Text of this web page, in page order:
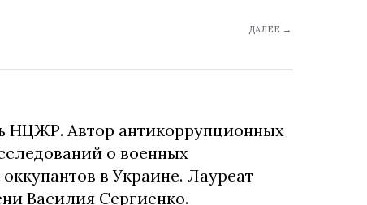
ДАЛЕЕ →
НЦЖР. Автор антикоррупционных
о военных
в Украине. Лауреат
Василия Сергиенко.